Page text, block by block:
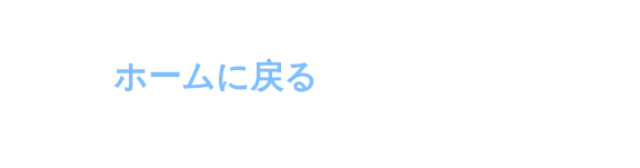
ホームに戻る